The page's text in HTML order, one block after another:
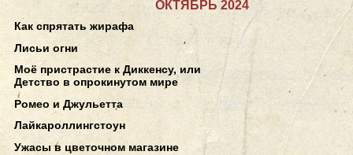
ОКТЯБРЬ 2024
Как спрятать жирафа
Лисьи огни
Моё пристрастие к Диккенсу, или
Детство в опрокинутом мире
Ромео и Джульетта
Лайкароллингстоун
Ужасы в цветочном магазине